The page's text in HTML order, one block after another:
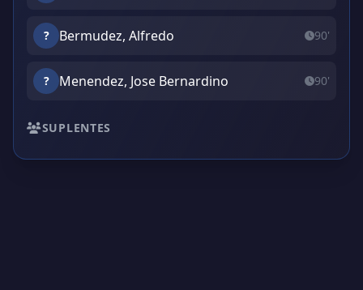
? Bermudez, Alfredo 90'
? Menendez, Jose Bernardino 90'
SUPLENTES